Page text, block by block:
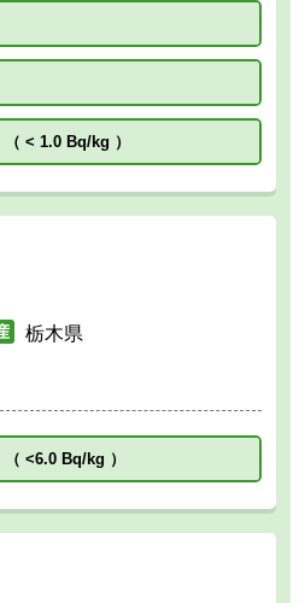
（ < 1.0 Bq/kg ）
栃木県
（ <6.0 Bq/kg ）